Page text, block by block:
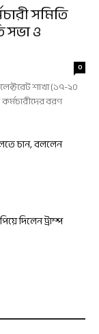
সমিতি
সভা ও
0
শাখা (১৭-২০
বরণ
চান, বললেন
দিলেন ট্রাম্প